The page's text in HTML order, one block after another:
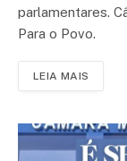
parlamentares.
Para o Povo.
LEIA MAIS